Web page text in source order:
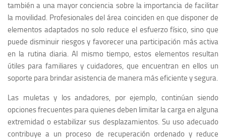
también a una mayor conciencia sobre la importancia de facilitar
la movilidad. Profesionales del área coinciden en que disponer de
elementos adaptados no solo reduce el esfuerzo físico, sino que
puede disminuir riesgos y favorecer una participación más activa
en la rutina diaria. Al mismo tiempo, estos elementos resultan
útiles para familiares y cuidadores, que encuentran en ellos un
soporte para brindar asistencia de manera más eficiente y segura.
Las muletas y los andadores, por ejemplo, continúan siendo
opciones frecuentes para quienes deben limitar la carga en alguna
extremidad o estabilizar sus desplazamientos. Su uso adecuado
contribuye a un proceso de recuperación ordenado y reduce